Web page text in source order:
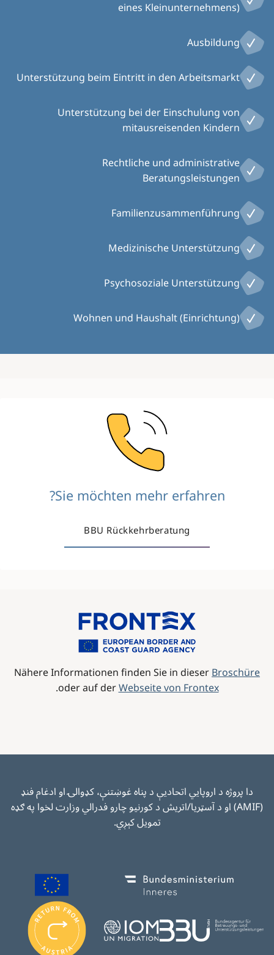
eines Kleinunternehmens)
Ausbildung
Unterstützung beim Eintritt in den Arbeitsmarkt
Unterstützung bei der Einschulung von
mitausreisenden Kindern
Rechtliche und administrative
Beratungsleistungen
Familienzusammenführung
Medizinische Unterstützung
Psychosoziale Unterstützung
Wohnen und Haushalt (Einrichtung)
Sie möchten mehr erfahren?
BBU Rückkehrberatung
Nähere Informationen finden Sie in dieser Broschüre
oder auf derWebseite von Frontex
.
دا پروژه د اروپايي اتحادیې د پناه غوښتنې، کډوالۍ او ادغام فنډ
(AMIF) او د آسټريا/اتریش د کورنیو چارو فدرالي وزارت لخوا په ګډه
تمویل کېږي.
Image
Image
Image
Image